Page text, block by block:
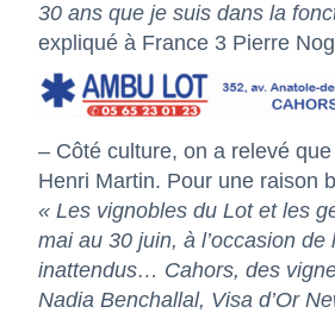
30 ans que je suis dans la
expliqué à France 3 Pierre
– Côté culture, on a relevé
Henri Martin. Pour une raison
« Les vignobles du Lot et les
mai au 30 juin, à l’occasion
inattendus… Cahors, des
Nadia Benchallal, Visa d’Or